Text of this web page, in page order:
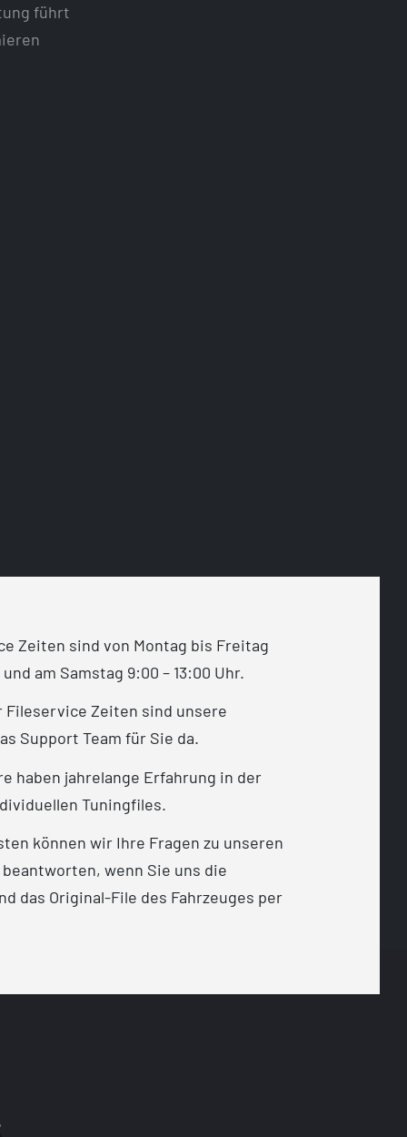
führt
Zeiten sind von Montag bis Freitag
am Samstag 9:00 – 13:00 Uhr.
Fileservice Zeiten sind unsere
Support Team für Sie da.
haben jahrelange Erfahrung in der
Tuningfiles.
können wir Ihre Fragen zu unseren
wenn Sie uns die
das Original-File des Fahrzeuges per